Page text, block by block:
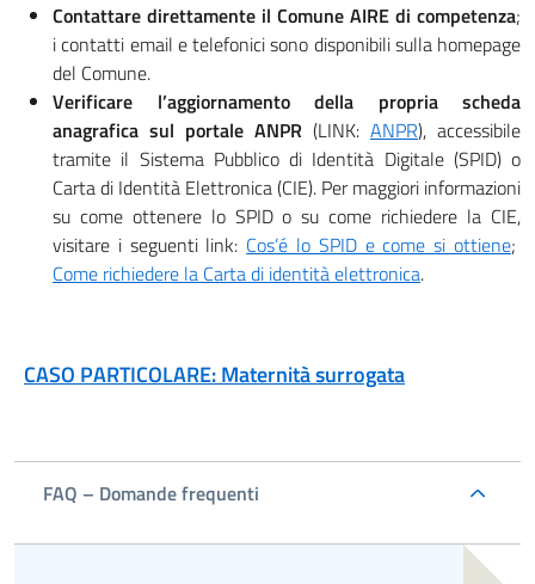
Contattare direttamente il Comune AIRE di competenza;
i contatti email e telefonici sono disponibili sulla homepage
del Comune.
Verificare l’aggiornamento della propria scheda
anagrafica sul portale ANPR (LINK: ANPR), accessibile
tramite il Sistema Pubblico di Identità Digitale (SPID) o
Carta di Identità Elettronica (CIE). Per maggiori informazioni
su come ottenere lo SPID o su come richiedere la CIE,
visitare i seguenti link: Cos’é lo SPID e come si ottiene;
Come richiedere la Carta di identità elettronica.
CASO PARTICOLARE: Maternità surrogata
FAQ – Domande frequenti